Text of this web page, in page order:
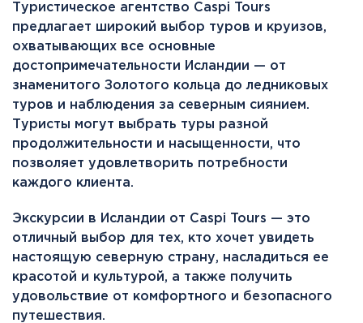
Туристическое агентство Caspi Tours
предлагает широкий выбор туров и круизов,
охватывающих все основные
достопримечательности Исландии — от
знаменитого Золотого кольца до ледниковых
туров и наблюдения за северным сиянием.
Туристы могут выбрать туры разной
продолжительности и насыщенности, что
позволяет удовлетворить потребности
каждого клиента.
Экскурсии в Исландии от Caspi Tours — это
отличный выбор для тех, кто хочет увидеть
настоящую северную страну, насладиться ее
красотой и культурой, а также получить
удовольствие от комфортного и безопасного
путешествия.